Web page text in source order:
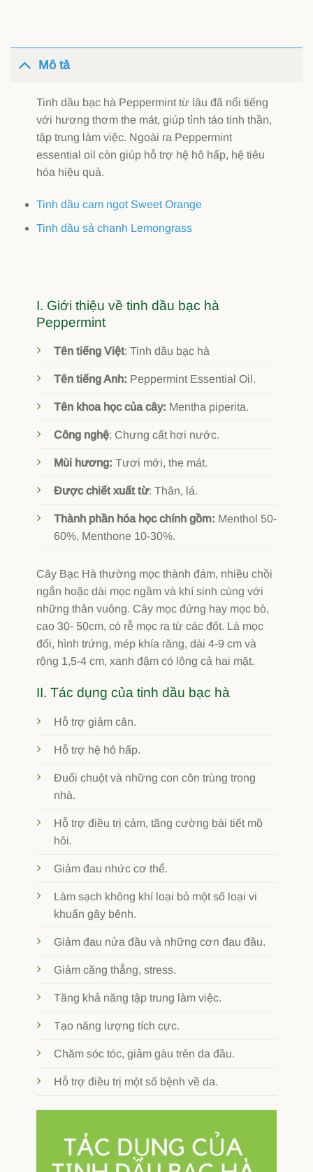
Mô tả
Tinh dầu bạc hà Peppermint từ lâu đã nổi tiếng
với hương thơm the mát, giúp tỉnh táo tinh thần,
tập trung làm việc. Ngoài ra Peppermint
essential oil còn giúp hỗ trợ hệ hô hấp, hệ tiêu
hóa hiệu quả.
Tinh dầu cam ngọt Sweet Orange
Tinh dầu sả chanh Lemongrass
I. Giới thiệu về tinh dầu bạc hà
Peppermint
Tên tiếng Việt: Tinh dầu bạc hà
Tên tiếng Anh: Peppermint Essential Oil.
Tên khoa học của cây: Mentha piperita.
Công nghệ: Chưng cất hơi nước.
Mùi hương: Tươi mới, the mát.
Được chiết xuất từ: Thân, lá.
Thành phần hóa học chính gồm: Menthol 50-
60%, Menthone 10-30%.
Cây Bạc Hà thường mọc thành đám, nhiều chồi
ngắn hoặc dài mọc ngầm và khí sinh cùng với
những thân vuông. Cây mọc đứng hay mọc bò,
cao 30- 50cm, có rễ mọc ra từ các đốt. Lá mọc
đối, hình trứng, mép khía răng, dài 4-9 cm và
rộng 1,5-4 cm, xanh đậm có lông cả hai mặt.
II. Tác dụng của tinh dầu bạc hà
Hỗ trợ giảm cân.
Hỗ trợ hệ hô hấp.
Đuổi chuột và những con côn trùng trong
nhà.
Hỗ trợ điều trị cảm, tăng cường bài tiết mồ
hôi.
Giảm đau nhức cơ thể.
Làm sạch không khí loại bỏ một số loại vi
khuẩn gây bênh.
Giảm đau nửa đầu và những cơn đau đầu.
Giảm căng thẳng, stress.
Tăng khả năng tập trung làm việc.
Tạo năng lượng tích cực.
Chăm sóc tóc, giảm gàu trên da đầu.
Hỗ trợ điều trị một số bệnh về da.